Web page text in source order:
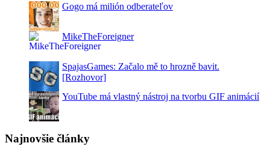
Gogo má milión odberateľov
MikeTheForeigner
SpajasGames: Začalo mě to hrozně bavit.
[Rozhovor]
YouTube má vlastný nástroj na tvorbu GIF animácií
Najnovšie články